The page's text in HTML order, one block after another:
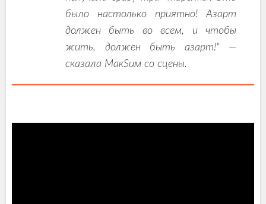
было настолько приятно! Азарт
должен быть во всем, и чтобы
жить, должен быть азарт!" —
сказала МакSим со сцены.